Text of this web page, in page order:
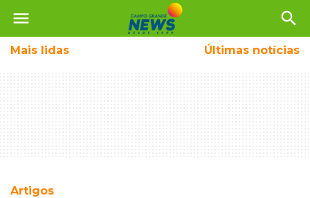
menu search
Mais lidas Últimas notícias
Artigos